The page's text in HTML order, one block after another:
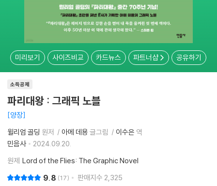
미리보기 사이즈비교 카드뉴스 파트너샵 공유하기
소득공제
파리대왕 : 그래픽 노블
양장
윌리엄 골딩 원저 아메 데용 글그림 이수은 역
민음사
2024.09.20.
원제 Lord of the Flies: The Graphic Novel
9.8 17 판매지수 2,325